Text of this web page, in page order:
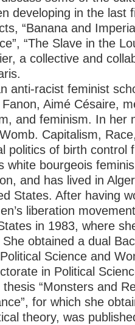
developing in the last
“Banana and
“The Slave in the
a collective and
anti-racist feminist
Aimé Césaire,
and feminism. In her
Capitalism,
politics of birth control
white bourgeois
and has lived in
States. After having
liberation
in 1983, where
obtained a dual
Science and
in Political
“Monsters and
for which she
theory, was